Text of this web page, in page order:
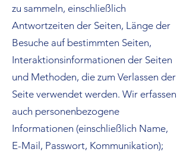
zu sammeln, einschließlich
Antwortzeiten der Seiten, Länge der
Besuche auf bestimmten Seiten,
Interaktionsinformationen der Seiten
und Methoden, die zum Verlassen der
Seite verwendet werden. Wir erfassen
auch personenbezogene
Informationen (einschließlich Name,
E-Mail, Passwort, Kommunikation);